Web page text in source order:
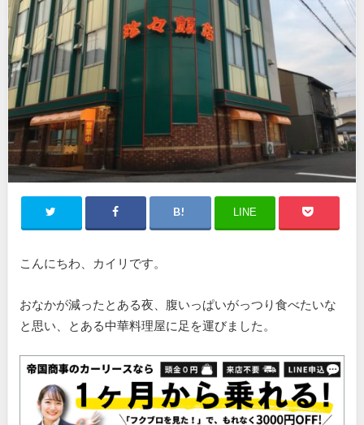
LINE
こんにちわ、カイリです。
おなかが減ったとある夜、腹いっぱいがっつり食べたいな
と思い、とある中華料理屋に足を運びました。